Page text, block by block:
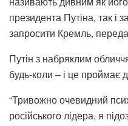
президента Путіна, так і
запросити Кремль,
Путін з набряклим
будь-коли – і це проймає
“Тривожно очевидний
російського лідера, я